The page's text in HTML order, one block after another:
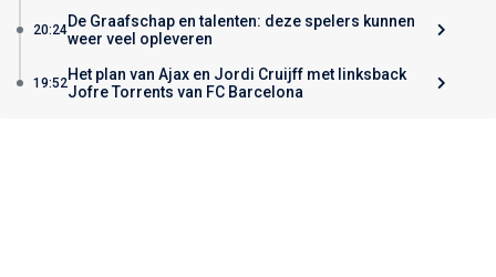
20:24De Graafschap en talenten: deze spelers kunnen
weer veel opleveren
19:52Het plan van Ajax en Jordi Cruijff met linksback
Jofre Torrents van FC Barcelona